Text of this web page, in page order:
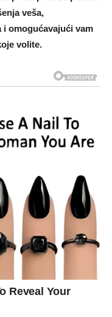
veša,
omogućavajući vam
volite.